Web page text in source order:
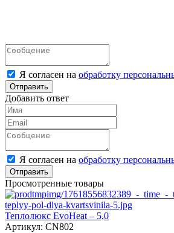
Я согласен на обработку
Отправить
Добавить ответ
Я согласен на обработку
Отправить
Просмотренные товары
Теплолюкс EvoHeat – 5,0
Артикул: CN802